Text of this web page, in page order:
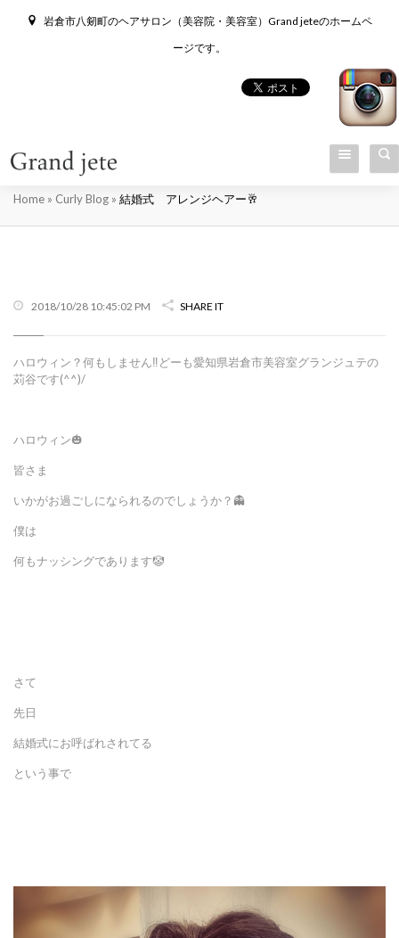
岩倉市八剱町のヘアサロン（美容院・美容室）Grand jeteのホームペ
ージです。
結婚式 アレンジヘアー🥂
Home » Curly Blog » 結婚式 アレンジヘアー🥂
2018/10/28 10:45:02 PM SHARE IT
ハロウィン？何もしません‼️どーも愛知県岩倉市美容室グランジュテの
苅谷です(^^)/
ハロウィン🎃
皆さま
いかがお過ごしになられるのでしょうか？👻
僕は
何もナッシングであります🤡
さて
先日
結婚式にお呼ばれされてる
という事で